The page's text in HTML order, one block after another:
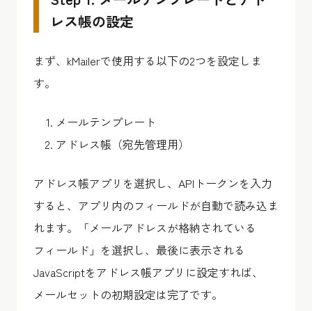
レス帳の設定
まず、kMailerで使用する以下の2つを設定しま
す。
メールテンプレート
アドレス帳（宛先管理用）
アドレス帳アプリを選択し、APIトークンを入力
すると、アプリ内のフィールドが自動で読み込ま
れます。「メールアドレスが格納されている
フィールド」を選択し、最後に表示される
JavaScriptをアドレス帳アプリに設定すれば、
メールセットの初期設定は完了です。